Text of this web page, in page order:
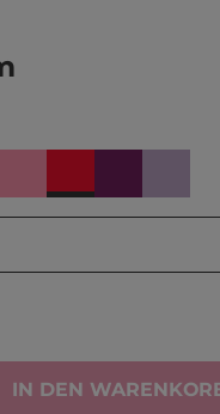
PHOTOGENIC
IN DEN